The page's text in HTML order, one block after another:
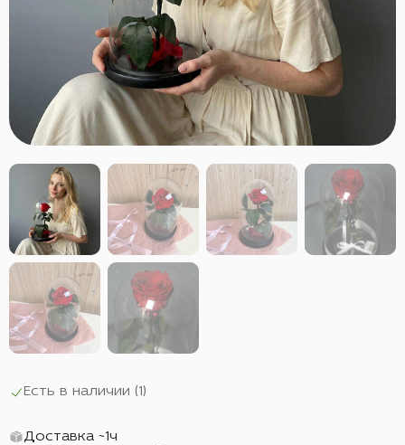
Есть в наличии (1)
Доставка ~1ч